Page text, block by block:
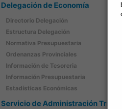
Delegación de Economía
Directorio Delegación
Estructura Delegación
Normativa Presupuestaria
Ordenanzas Provinciales
Información de Tesoreria
Información Presupuestaria
Estadísticas Económicas
Servicio de Administración